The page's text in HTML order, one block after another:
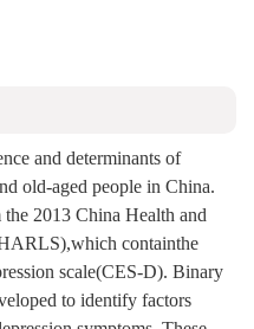
and determinants of
old-aged people in China.
2013 China Health and
containthe
scale(CES-D). Binary
to identify factors